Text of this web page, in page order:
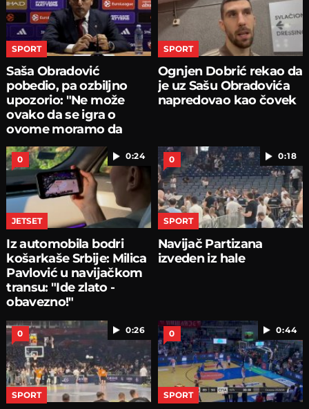
SPORT
Saša Obradović
pobedio, pa ozbiljno
upozorio: "Ne može
ovako da se igra o
ovome moramo da
pričamo...
SPORT
Ognjen Dobrić rekao da
je uz Sašu Obradovića
napredovao kao čovek
0:24
0
JETSET
Iz automobila bodri
košarkaše Srbije: Milica
Pavlović u navijačkom
transu: "Ide zlato -
obavezno!"
0:18
0
SPORT
Navijač Partizana
izveden iz hale
0:26
0
SPORT
0:44
0
SPORT